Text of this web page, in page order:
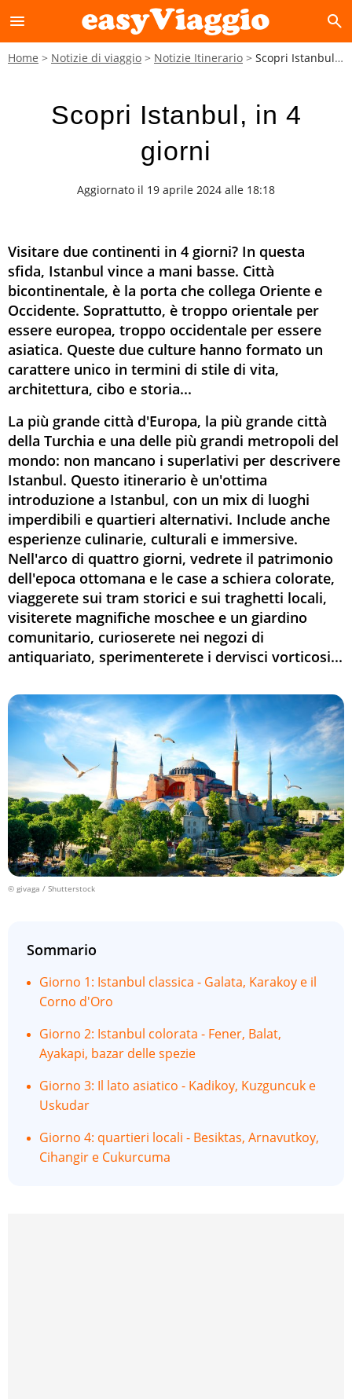
menu search
Home Notizie di viaggio Notizie Itinerario Scopri Istanbul, in 4 giorni
Scopri Istanbul, in 4
giorni
Aggiornato il 19 aprile 2024 alle 18:18
Visitare due continenti in 4 giorni? In questa
sfida, Istanbul vince a mani basse. Città
bicontinentale, è la porta che collega Oriente e
Occidente. Soprattutto, è troppo orientale per
essere europea, troppo occidentale per essere
asiatica. Queste due culture hanno formato un
carattere unico in termini di stile di vita,
architettura, cibo e storia...
La più grande città d'Europa, la più grande città
della Turchia e una delle più grandi metropoli del
mondo: non mancano i superlativi per descrivere
Istanbul. Questo itinerario è un'ottima
introduzione a Istanbul, con un mix di luoghi
imperdibili e quartieri alternativi. Include anche
esperienze culinarie, culturali e immersive.
Nell'arco di quattro giorni, vedrete il patrimonio
dell'epoca ottomana e le case a schiera colorate,
viaggerete sui tram storici e sui traghetti locali,
visiterete magnifiche moschee e un giardino
comunitario, curioserete nei negozi di
antiquariato, sperimenterete i dervisci vorticosi...
© givaga / Shutterstock
Sommario
Giorno 1: Istanbul classica - Galata, Karakoy e il
Corno d'Oro
Giorno 2: Istanbul colorata - Fener, Balat,
Ayakapi, bazar delle spezie
Giorno 3: Il lato asiatico - Kadikoy, Kuzguncuk e
Uskudar
Giorno 4: quartieri locali - Besiktas, Arnavutkoy,
Cihangir e Cukurcuma